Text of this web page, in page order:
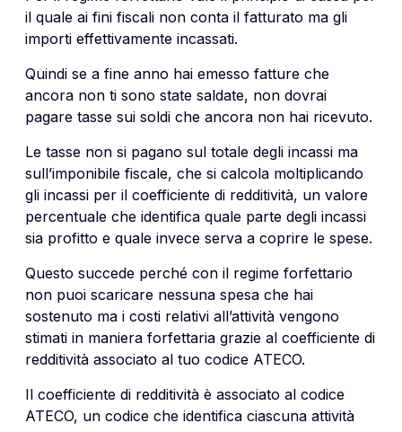
il quale ai fini fiscali non conta il fatturato ma gli
importi effettivamente incassati.
Quindi se a fine anno hai emesso fatture che
ancora non ti sono state saldate, non dovrai
pagare tasse sui soldi che ancora non hai ricevuto.
Le tasse non si pagano sul totale degli incassi ma
sull’imponibile fiscale, che si calcola moltiplicando
gli incassi per il coefficiente di redditività, un valore
percentuale che identifica quale parte degli incassi
sia profitto e quale invece serva a coprire le spese.
Questo succede perché con il regime forfettario
non puoi scaricare nessuna spesa che hai
sostenuto ma i costi relativi all’attività vengono
stimati in maniera forfettaria grazie al coefficiente di
redditività associato al tuo codice ATECO.
Il coefficiente di redditività è associato al codice
ATECO, un codice che identifica ciascuna attività